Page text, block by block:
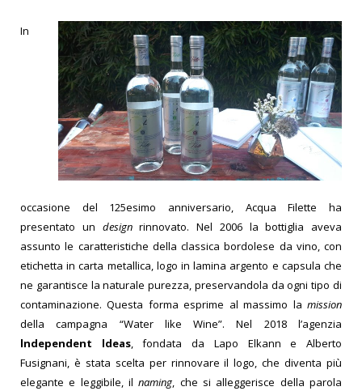
In
occasione del 125esimo anniversario, Acqua Filette ha
presentato un designrinnovato. Nel 2006 la bottiglia aveva
assunto le caratteristiche della classica bordolese da vino, con
etichetta in carta metallica,logo in lamina argento e capsula che
ne garantisce la naturale purezza, preservandola da ogni tipo di
contaminazione.Questa forma esprime al massimo lamission
della campagna “Water like Wine”. Nel 2018 l’agenzia
lndependent ldeas, fondata da Lapo Elkann e Alberto
Fusignani, è stata scelta per rinnovare il logo, che diventa più
elegante e leggibile, ilnaming, che si alleggerisce della parola